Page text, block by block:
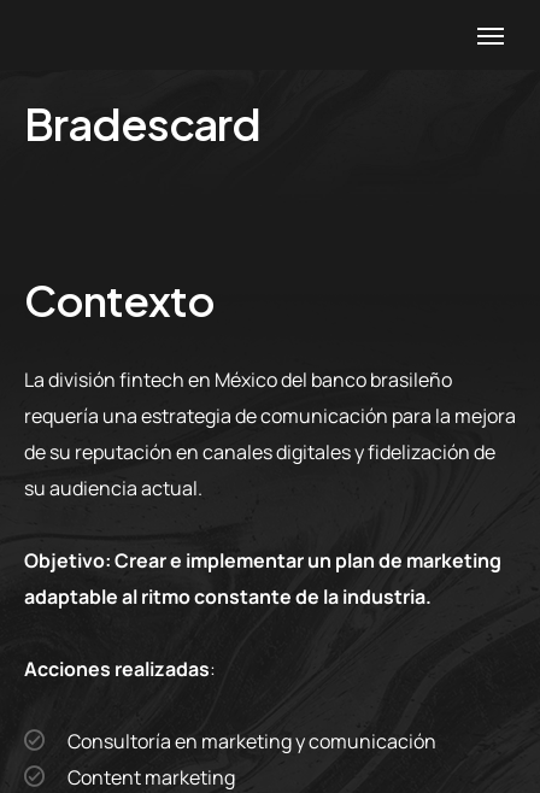
Bradescard
Contexto
La división fintech en México del banco brasileño
requería una estrategia de comunicación para la mejora
de su reputación en canales digitales y fidelización de
su audiencia actual.
Objetivo: Crear e implementar un plan de marketing
adaptable al ritmo constante de la industria.
Acciones realizadas:
Consultoría en marketing y comunicación
Content marketing